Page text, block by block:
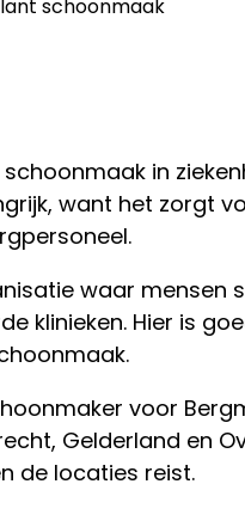
schoonmaak
in
want het zorgt
waar mensen
klinieken. Hier is
voor
Gelderland en
de locaties reist.